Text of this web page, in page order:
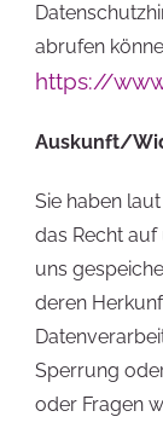
abrufen
https://
Auskunft/
Sie haben
das Recht
uns
deren
Sperrung
oder Fragen